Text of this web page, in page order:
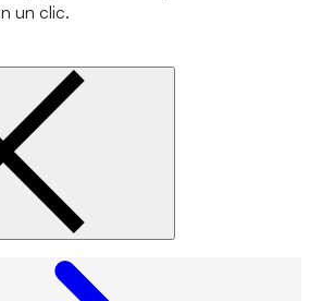
un clic.